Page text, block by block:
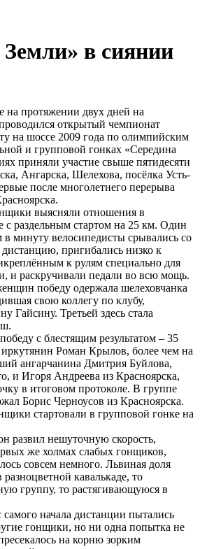
в сиянии
протяжении двух дней на
открытый чемпионат
на шоссе 2009 года по олимпийским
и групповой гонках «Середина
приняли участие свыше пятидесяти
Ангарска, Шелехова, посёлка Усть-
после многолетнего перерыва
выясняли отношения в
с раздельным стартом на 25 км. Один
в минуту велосипедисты срывались со
дистанцию, пригибались низко к
к рулям специально для
и раскручивали педали во всю мощь.
победу одержала шелеховчанка
свою коллегу по клубу,
Гайсину. Третьей здесь стала
с блестящим результатом – 35
Роман Крылов, более чем на
ангарчанина Дмитрия Буйлова,
и Игоря Андреева из Красноярска,
в итоговом протоколе. В группе
Борис Черноусов из Красноярска.
стартовали в групповой гонке на
развил нешуточную скорость,
же холмах слабых гонщиков,
совсем немного. Львиная доля
кавалькаде, то
группу, то растягивающуюся в
начала дистанции пытались
гонщики, но ни одна попытка не
на корню зорким